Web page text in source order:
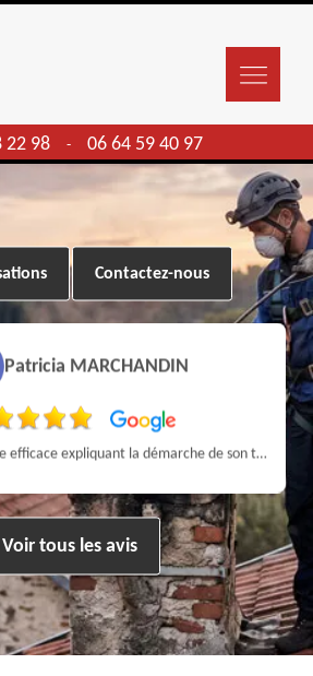
22 98 - 06 64 59 40 97
Contactez-nous
Patricia MARCHANDIN
personne sympathique efficace expliquant la démarche de son travail pour un résultat de qualité . A recommander
Voir tous les avis